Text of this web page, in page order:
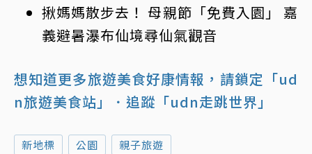
揪媽媽散步去！ 母親節「免費入園」 嘉
義避暑瀑布仙境尋仙氣觀音
想知道更多旅遊美食好康情報，請鎖定「ud
n旅遊美食站」
．追蹤「udn走跳世界」
新地標 公園 親子旅遊